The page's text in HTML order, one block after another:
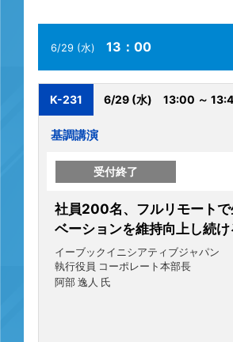
6/29 (水) 13：00
K-231 6/29 (水) 13:00 ～
基調講演
受付終了
社員200名、フルリモート
ベーションを維持向上し続
イーブックイニシアティブジャパン
執行役員 コーポレート本部長
阿部 逸人 氏